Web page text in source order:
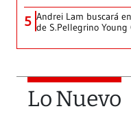
5 Andrei Lam buscará
de S.Pellegrino Young
Lo Nuevo